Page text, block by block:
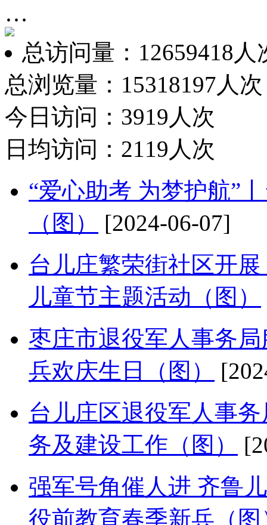
…
总访问量：12659418人
总浏览量：15318197人次
今日访问：3919人次
日均访问：2119人次
“爱心助考 为梦护航”
（图）
[2024-06-07]
台儿庄繁荣街社区开
儿童节主题活动（图）
枣庄市退役军人事务
兵欢庆生日（图）
台儿庄区退役军人事
务及建设工作（图）
强军号角催人进 齐鲁
役前教育春季新兵（图